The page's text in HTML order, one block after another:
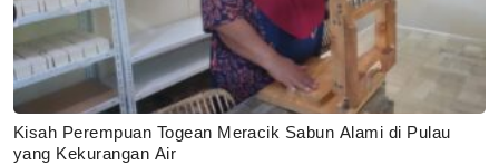
Kisah Perempuan Togean Meracik Sabun Alami di Pulau
yang Kekurangan Air